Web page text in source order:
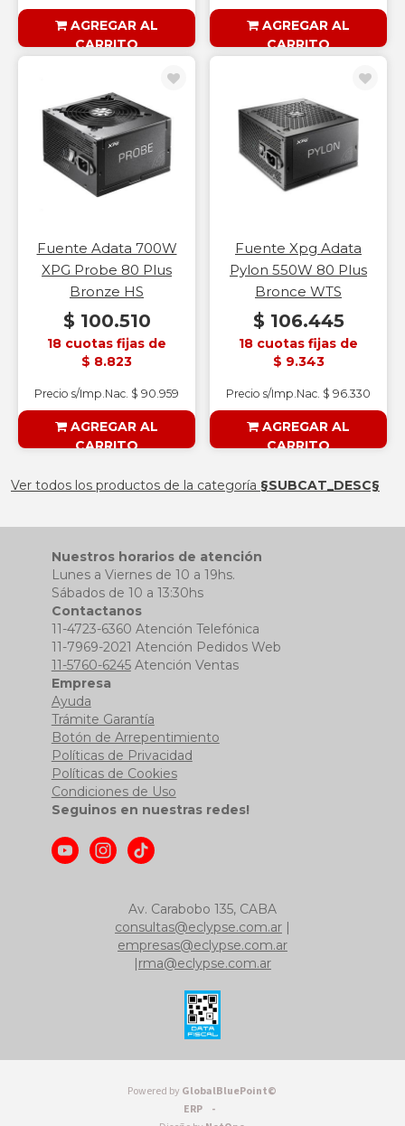
AGREGAR AL
CARRITO
AGREGAR AL
CARRITO
Fuente Adata 700W
XPG Probe 80 Plus
Bronze HS
$ 100.510
18 cuotas fijas de
$ 8.823
Precio s/Imp.Nac. $ 90.959
AGREGAR AL
CARRITO
Fuente Xpg Adata
Pylon 550W 80 Plus
Bronce WTS
$ 106.445
18 cuotas fijas de
$ 9.343
Precio s/Imp.Nac. $ 96.330
AGREGAR AL
CARRITO
Ver todos los productos de la categoría §SUBCAT_DESC§
Nuestros horarios de atención
Lunes a Viernes de 10 a 19hs.
Sábados de 10 a 13:30hs
Contactanos
11-4723-6360 Atención Telefónica
11-7969-2021 Atención Pedidos Web
11-5760-6245Atención Ventas
Empresa
Ayuda
Trámite Garantía
Botón de Arrepentimiento
Políticas de Privacidad
Políticas de Cookies
Condiciones de Uso
Seguinos en nuestras redes!
Av. Carabobo 135, CABA
consultas@eclypse.com.ar |
empresas@eclypse.com.ar
|rma@eclypse.com.ar
Powered by GlobalBluePoint©
ERP -